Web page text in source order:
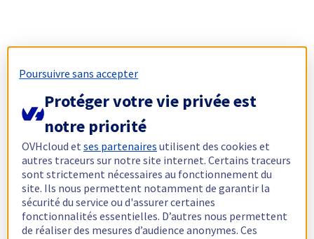
Poursuivre sans accepter
Protéger votre vie privée est
notre priorité
OVHcloud etses partenaires utilisent des cookies et
autres traceurs sur notre site internet. Certains traceurs
sont strictement nécessaires au fonctionnement du
site. Ils nous permettent notamment de garantir la
sécurité du service ou d'assurer certaines
fonctionnalités essentielles. D’autres nous permettent
de réaliser des mesures d’audience anonymes. Ces